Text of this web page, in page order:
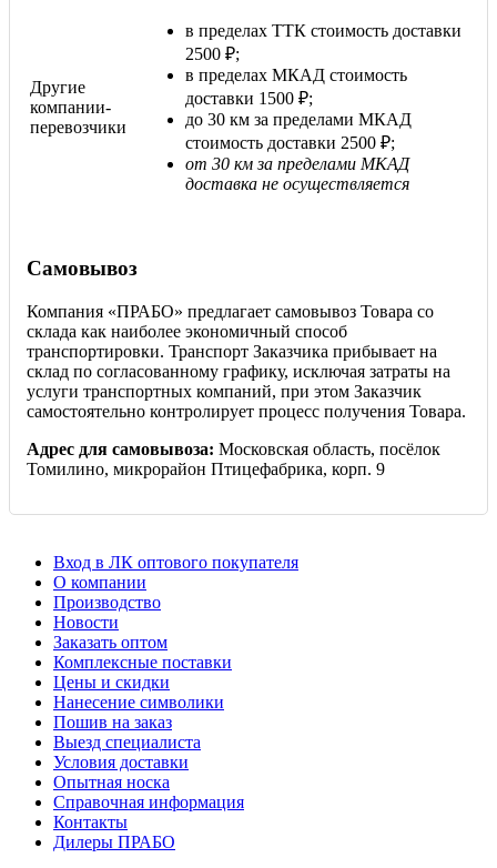
Другие
компании-
перевозчики
в пределах ТТК стоимость доставки
2500 ₽;
в пределах МКАД стоимость
доставки 1500 ₽;
до 30 км за пределами МКАД
стоимость доставки 2500 ₽;
от 30 км за пределами МКАД
доставка не осуществляется
Самовывоз
Компания «ПРАБО» предлагает самовывоз Товара со
склада как наиболее экономичный способ
транспортировки. Транспорт Заказчика прибывает на
склад по согласованному графику, исключая затраты на
услуги транспортных компаний, при этом Заказчик
самостоятельно контролирует процесс получения Товара.
Адрес для самовывоза: Московская область, посёлок
Томилино, микрорайон Птицефабрика, корп. 9
Вход в ЛК оптового покупателя
О компании
Производство
Новости
Заказать оптом
Комплексные поставки
Цены и скидки
Нанесение символики
Пошив на заказ
Выезд специалиста
Условия доставки
Опытная носка
Справочная информация
Контакты
Дилеры ПРАБО